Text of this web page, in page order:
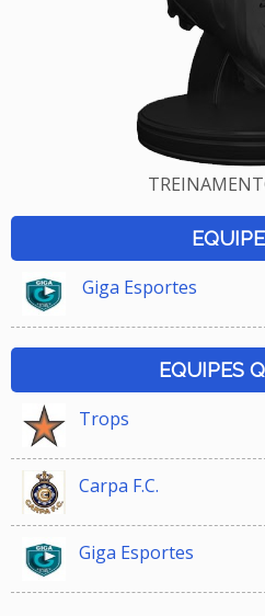
Giga Esportes
EQUIPES
Trops
Carpa F.C.
Giga Esportes